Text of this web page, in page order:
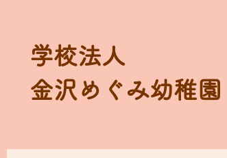
学校法人
金沢めぐみ幼稚園